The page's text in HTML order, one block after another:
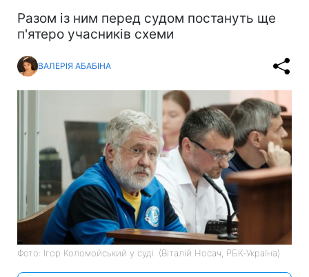
Разом із ним перед судом постануть ще
п'ятеро учасників схеми
ВАЛЕРІЯ АБАБІНА
Фото: Ігор Коломойський у суді. (Віталій Носач, РБК-Україна)